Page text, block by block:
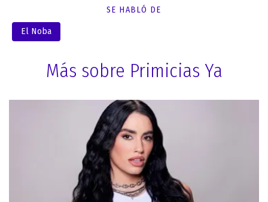
SE HABLÓ DE
El Noba
Más sobre Primicias Ya